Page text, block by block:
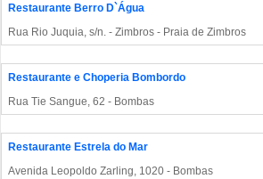
Restaurante Berro D`Água
Rua Rio Juquia, s/n. - Zimbros - Praia de Zimbros
Restaurante e Choperia Bombordo
Rua Tie Sangue, 62 - Bombas
Restaurante Estrela do Mar
Avenida Leopoldo Zarling, 1020 - Bombas